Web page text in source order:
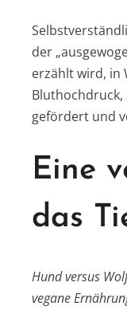
der
erzählt wird, in
Bluthochdruck,
gefördert und
Eine
das
Hund versus
vegane